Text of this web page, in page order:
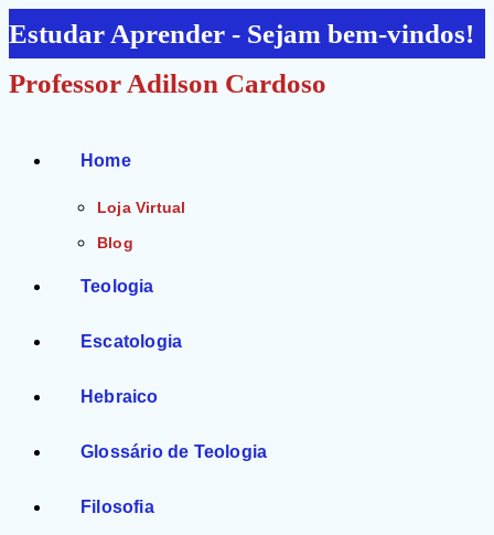
Ir
para
o
Estudar Aprender - Sejam bem-vindos!
Professor Adilson Cardoso
Home
Loja Virtual
Blog
Teologia
Escatologia
Hebraico
Glossário de Teologia
Filosofia